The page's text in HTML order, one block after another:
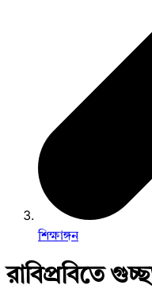
শিক্ষাঙ্গন
রাবিপ্রবিতে